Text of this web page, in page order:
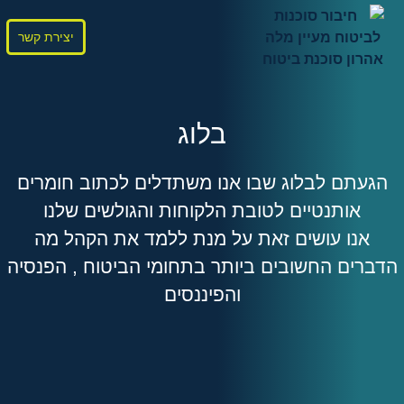
יצירת קשר
בלוג
הגעתם לבלוג שבו אנו משתדלים לכתוב חומרים
אותנטיים לטובת הלקוחות והגולשים שלנו
אנו עושים זאת על מנת ללמד את הקהל מה
הדברים החשובים ביותר בתחומי הביטוח , הפנסיה
והפיננסים